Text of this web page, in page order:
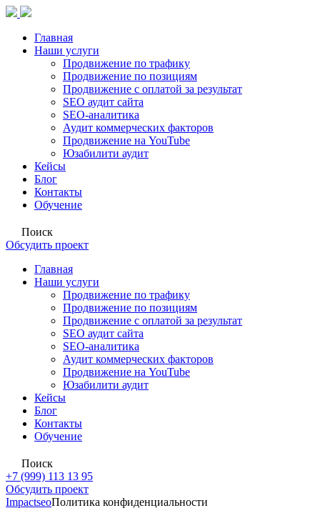
Главная
Наши услуги
Продвижение по трафику
Продвижение по позициям
Продвижение с оплатой за результат
SEO аудит сайта
SEO-аналитика
Аудит коммерческих факторов
Продвижение на YouTube
Юзабилити аудит
Кейсы
Блог
Контакты
Обучение
Поиск
Обсудить проект
Главная
Наши услуги
Продвижение по трафику
Продвижение по позициям
Продвижение с оплатой за результат
SEO аудит сайта
SEO-аналитика
Аудит коммерческих факторов
Продвижение на YouTube
Юзабилити аудит
Кейсы
Блог
Контакты
Обучение
Поиск
+7 (999) 113 13 95
Обсудить проект
ImpactseoПолитика конфиденциальности